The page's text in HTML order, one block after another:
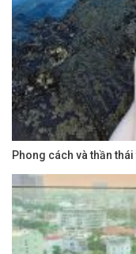
Phong cách và thần